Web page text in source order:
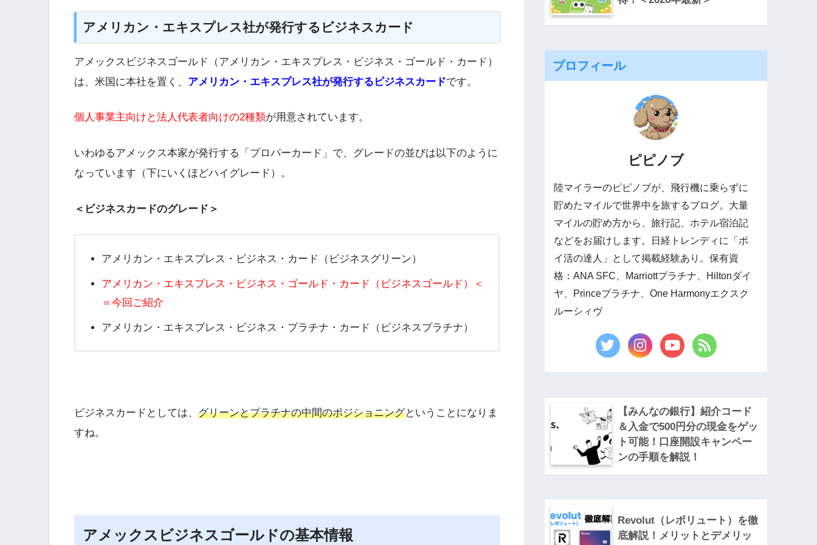
アメリカン・エキスプレス社が発行するビジネスカード
アメックスビジネスゴールド（アメリカン・エキスプレス・ビジネス・ゴールド・カード）
は、米国に本社を置く、 アメリカン・エキスプレス社が発行するビジネスカードです。
個人事業主向けと法人代表者向けの2種類が用意されています。
いわゆるアメックス本家が発行する「プロパーカード」で、グレードの並びは以下のように
なっています（下にいくほどハイグレード）。
＜ビジネスカードのグレード＞
アメリカン・エキスプレス・ビジネス・カード（ビジネスグリーン）
アメリカン・エキスプレス・ビジネス・ゴールド・カード（ビジネスゴールド）＜
＝今回ご紹介
アメリカン・エキスプレス・ビジネス・プラチナ・カード（ビジネスプラチナ）
ビジネスカードとしては、 グリーンとプラチナの中間のポジショニングということになりま
すね。
アメックスビジネスゴールドの基本情報
プロフィール
ピピノブ
陸マイラーのピピノブが、飛行機に乗らずに
貯めたマイルで世界中を旅するブログ。大量
マイルの貯め方から、旅行記、ホテル宿泊記
などをお届けします。日経トレンディに「ポ
イ活の達人」として掲載経験あり。保有資
格：ANA SFC、Marriottプラチナ、Hiltonダイ
ヤ、Princeプラチナ、One Harmonyエクスク
ルーシィヴ
【みんなの銀行】紹介コード
＆入金で500円分の現金をゲッ
ト可能！口座開設キャンペー
ンの手順を解説！
Revolut（レボリュート）を徹
底解説！メリットとデメリッ